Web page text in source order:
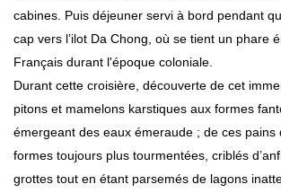
cabines. Puis déjeuner servi à bord pendant
cap vers l’ilot Da Chong, où se tient un phare
Français durant l'époque coloniale.
Durant cette croisière, découverte de cet
pitons et mamelons karstiques aux formes
émergeant des eaux émeraude ; de ces pains
formes toujours plus tourmentées, criblés
grottes tout en étant parsemés de lagons